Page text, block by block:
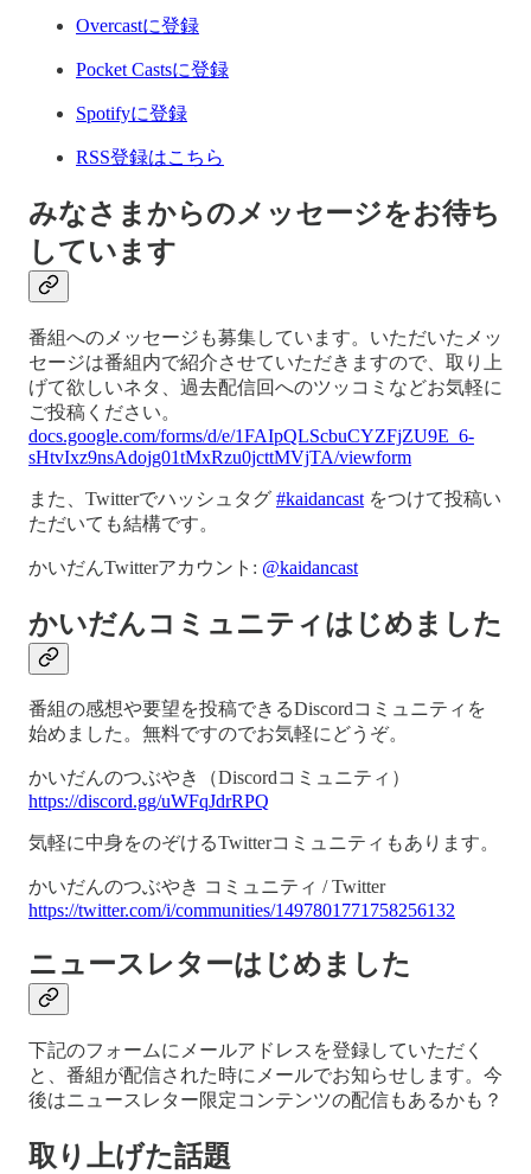
Overcastに登録
Pocket Castsに登録
Spotifyに登録
RSS登録はこちら
みなさまからのメッセージをお待ち
しています
番組へのメッセージも募集しています。いただいたメッ
セージは番組内で紹介させていただきますので、取り上
げて欲しいネタ、過去配信回へのツッコミなどお気軽に
ご投稿ください。
docs.google.com/forms/d/e/1FAIpQLScbuCYZFjZU9E_6-
sHtvIxz9nsAdojg01tMxRzu0jcttMVjTA/viewform
また、Twitterでハッシュタグ #kaidancast をつけて投稿い
ただいても結構です。
かいだんTwitterアカウント: @kaidancast
かいだんコミュニティはじめました
番組の感想や要望を投稿できるDiscordコミュニティを
始めました。無料ですのでお気軽にどうぞ。
かいだんのつぶやき（Discordコミュニティ）
https://discord.gg/uWFqJdrRPQ
気軽に中身をのぞけるTwitterコミュニティもあります。
かいだんのつぶやき コミュニティ / Twitter
https://twitter.com/i/communities/1497801771758256132
ニュースレターはじめました
下記のフォームにメールアドレスを登録していただく
と、番組が配信された時にメールでお知らせします。今
後はニュースレター限定コンテンツの配信もあるかも？
取り上げた話題